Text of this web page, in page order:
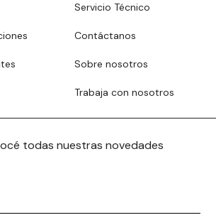
Servicio Técnico
Contáctanos
Sobre nosotros
Trabaja con nosotros
todas nuestras novedades